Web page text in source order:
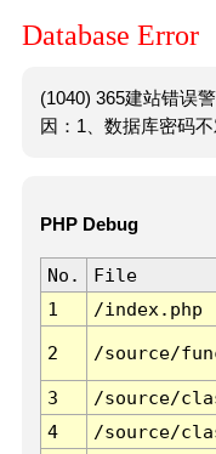
Database Error
(1040) 365建站错误
因：1、数据库密码
PHP Debug
No. File
1
/index.php
2 /source/
3 /source/
4
/source/